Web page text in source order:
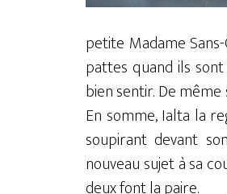
petite Madame
pattes quand ils
bien sentir. De
En somme, Ialta la
soupirant devant
nouveau sujet à sa
deux font la paire.